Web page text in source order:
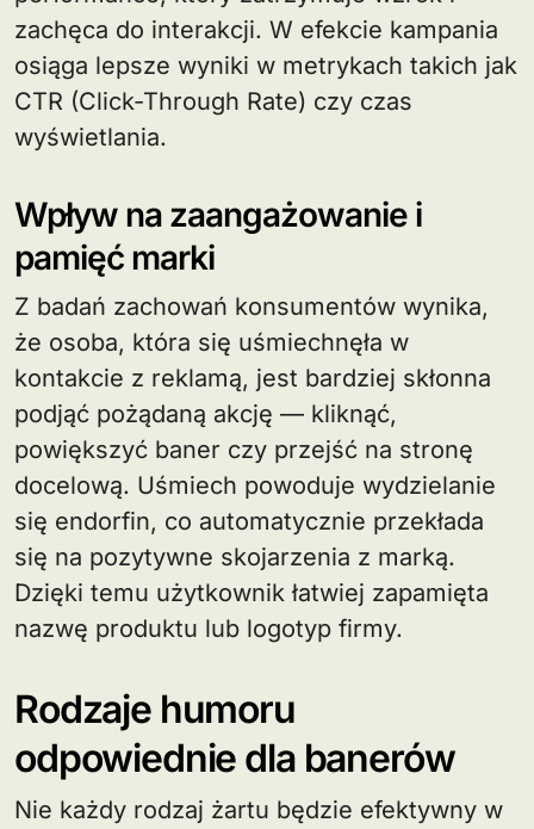
zachęca do interakcji. W efekcie kampania
osiąga lepsze wyniki w metrykach takich jak
CTR (Click-Through Rate) czy czas
wyświetlania.
Wpływ na zaangażowanie i
pamięć marki
Z badań zachowań konsumentów wynika,
że osoba, która się uśmiechnęła w
kontakcie z reklamą, jest bardziej skłonna
podjąć pożądaną akcję — kliknąć,
powiększyć baner czy przejść na stronę
docelową. Uśmiech powoduje wydzielanie
się endorfin, co automatycznie przekłada
się na pozytywne skojarzenia z marką.
Dzięki temu użytkownik łatwiej zapamięta
nazwę produktu lub logotyp firmy.
Rodzaje humoru
odpowiednie dla banerów
Nie każdy rodzaj żartu będzie efektywny w